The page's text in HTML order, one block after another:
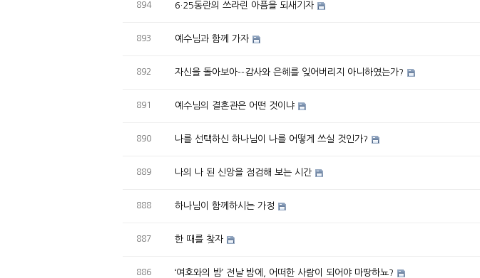
894 6·25동란의 쓰라린 아픔을 되새기자
893 예수님과 함께 가자
892 자신을 돌아보아--감사와 은혜를 잊어버리지 아니하였는가?
891 예수님의 결혼관은 어떤 것이냐
890 나를 선택하신 하나님이 나를 어떻게 쓰실 것인가?
889 나의 나 된 신앙을 점검해 보는 시간
888 하나님이 함께하시는 가정
887 한 때를 찾자
886 ‘여호와의 밤’ 전날 밤에, 어떠한 사람이 되어야 마땅하뇨?